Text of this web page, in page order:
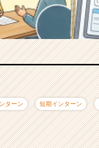
ターン 短期インターン